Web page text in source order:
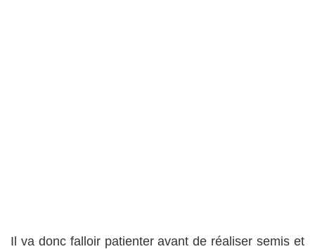
Il va donc falloir patienter avant de réaliser semis et